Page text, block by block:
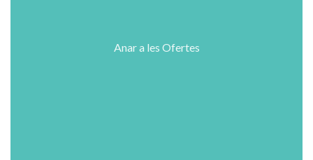
Anar a les Ofertes